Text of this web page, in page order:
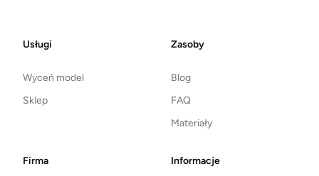
FooterUsługi
Wyceń model
Sklep
Zasoby
Blog
FAQ
Materiały
Firma Informacje